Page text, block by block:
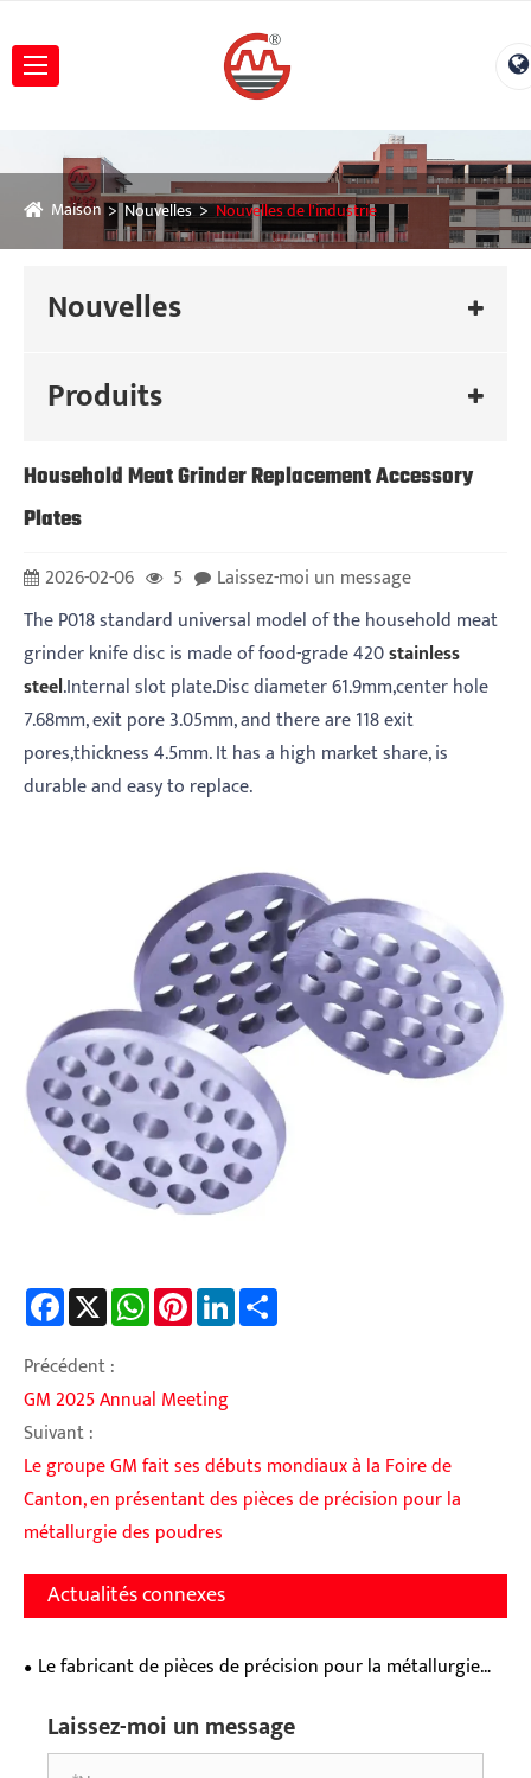
Maison Nouvelles Nouvelles de l'industrie
Nouvelles
Produits
Household Meat Grinder Replacement Accessory
Plates
2026-02-06 5
Laissez-moi un message
The P018 standard universal model of the household meat
grinder knife disc is made of food-grade 420stainless
steel.Internal slot plate.Disc diameter 61.9mm,center hole
7.68mm, exit pore 3.05mm, and there are 118 exit
pores,thickness 4.5mm. It has a high market share, is
durable and easy to replace.
Facebook WhatsAppPinterestLinkedIn
Précédent :
GM 2025 Annual Meeting
Suivant :
Le groupe GM fait ses débuts mondiaux à la Foire de
Canton, en présentant des pièces de précision pour la
métallurgie des poudres
Actualités connexes
Le fabricant de pièces de précision pour la métallurgie
provinciale « spécialisée et innovante »
Laissez-moi un message